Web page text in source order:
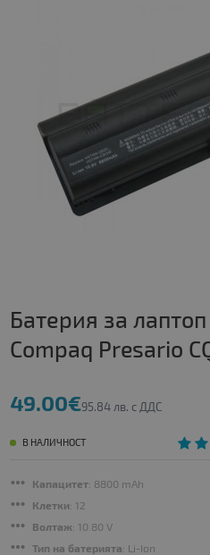
Батерия за
Compaq Presario
49.00€95.84 лв. с ДДС
В НАЛИЧНОСТ
Капацитет: 8800 mAh
Клетки: 12
Волтаж: 10.80 V
Тип на батерията: Li-Ion